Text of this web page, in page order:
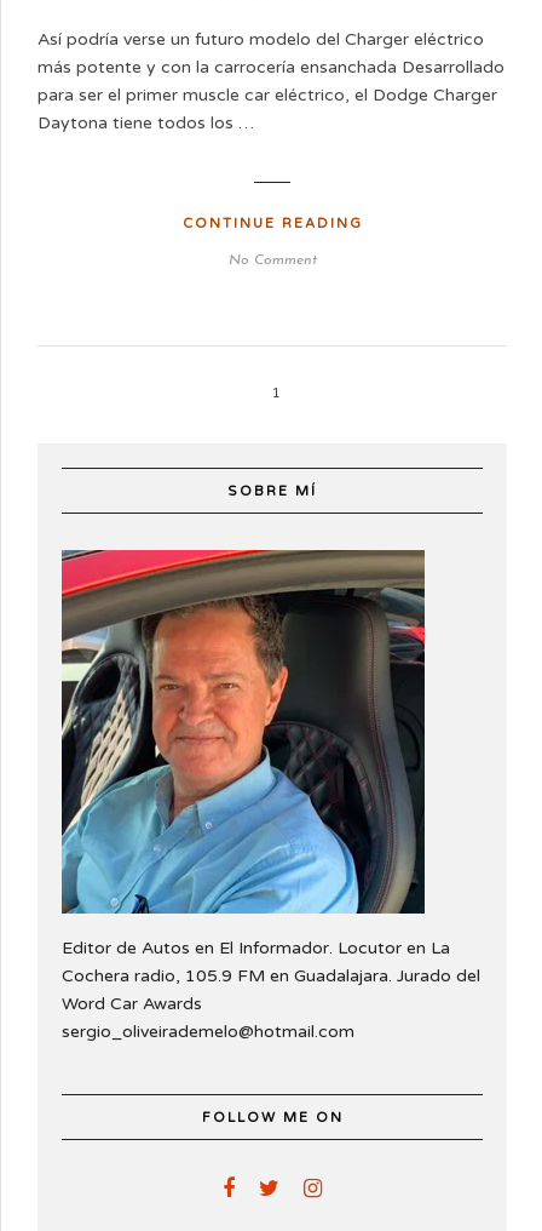
Así podría verse un futuro modelo del Charger eléctrico
más potente y con la carrocería ensanchada Desarrollado
para ser el primer muscle car eléctrico, el Dodge Charger
Daytona tiene todos los …
CONTINUE READING
No Comment
1
SOBRE MÍ
Editor de Autos en El Informador. Locutor en La
Cochera radio, 105.9 FM en Guadalajara. Jurado del
Word Car Awards
sergio_oliveirademelo@hotmail.com
FOLLOW ME ON